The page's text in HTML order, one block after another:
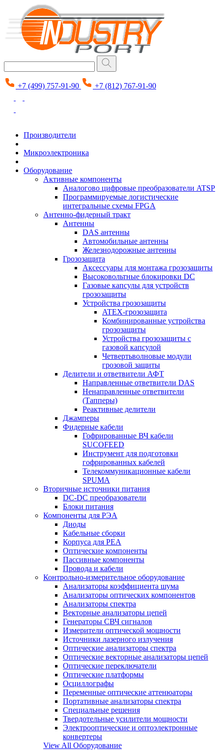
+7 (499) 757-91-90 +7 (812) 767-91-90
Производители
Микроэлектроника
Оборудование
Активные компоненты
Аналогово цифровые преобразователи ATSP
Программируемые логистические
интегральные схемы FPGA
Антенно-фидерный тракт
Антенны
DAS антенны
Автомобильные антенны
Железнодорожные антенны
Грозозащита
Аксессуары для монтажа грозозащиты
Высоковольтные блокировки DC
Газовые капсулы для устройств
грозозащиты
Устройства грозозащиты
ATEX-грозозащита
Комбинированные устройства
грозозащиты
Устройства грозозащиты с
газовой капсулой
Четвертьволновые модули
грозовой защиты
Делители и ответвители АФТ
Направленные ответвители DAS
Ненаправленные ответвители
(Тапперы)
Реактивные делители
Джамперы
Фидерные кабели
Гофрированные ВЧ кабели
SUCOFEED
Инструмент для подготовки
гофрированных кабелей
Телекоммуникационные кабели
SPUMA
Вторичные источники питания
DC-DC преобразователи
Блоки питания
Компоненты для РЭА
Диоды
Кабельные сборки
Корпуса для РЕА
Оптические компоненты
Пассивные компоненты
Провода и кабели
Контрольно-измерительное оборудование
Анализаторы коэффициента шума
Анализаторы оптических компонентов
Анализаторы спектра
Векторные анализаторы цепей
Генераторы СВЧ сигналов
Измерители оптической мощности
Источники лазерного излучения
Оптические анализаторы спектра
Оптические векторные анализаторы цепей
Оптические переключатели
Оптические платформы
Осциллографы
Переменные оптические аттенюаторы
Портативные анализаторы спектра
Специальные решения
Твердотельные усилители мощности
Электрооптические и оптоэлектронные
конвертеры
View All Оборудование